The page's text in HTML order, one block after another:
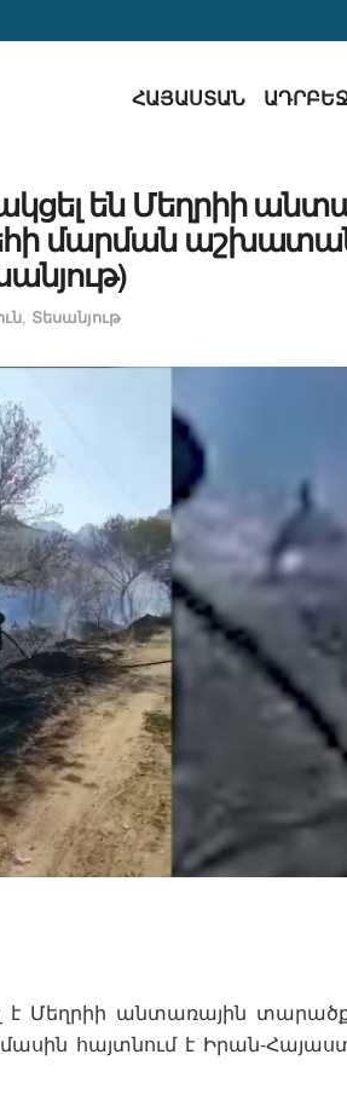
ՀԱՅԱՍՏԱՆ
են Մեղրիի
մարման
, Տեսանյութ
է Մեղրիի անտառային
հայտնում է Իրան-